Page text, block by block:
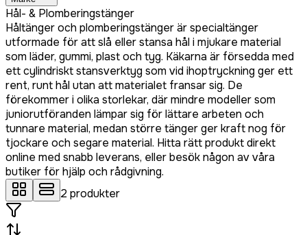
Hål- & Plomberingstänger
Håltänger och plomberingstänger är specialtänger
utformade för att slå eller stansa hål i mjukare material
som läder, gummi, plast och tyg. Käkarna är försedda med
ett cylindriskt stansverktyg som vid ihoptryckning ger ett
rent, runt hål utan att materialet fransar sig. De
förekommer i olika storlekar, där mindre modeller som
juniorutföranden lämpar sig för lättare arbeten och
tunnare material, medan större tänger ger kraft nog för
tjockare och segare material. Hitta rätt produkt direkt
online med snabb leverans, eller besök någon av våra
butiker för hjälp och rådgivning.
2 produkter